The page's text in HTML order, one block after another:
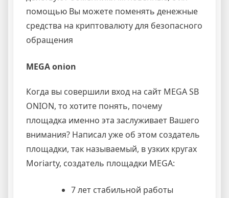
помощью Вы можете поменять денежные
средства на криптовалюту для безопасного
обращения
MEGA onion
Когда вы совершили вход на сайт MEGA SB
ONION, то хотите понять, почему
площадка именно эта заслуживает Вашего
внимания? Написал уже об этом создатель
площадки, так называемый, в узких кругах
Moriarty, создатель площадки MEGA:
7 лет стабильной работы